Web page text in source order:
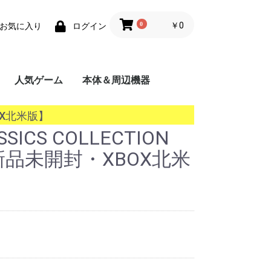
お気に入り ログイン 0 ￥0
人気ゲーム 本体＆周辺機器
米版】
COLLECTION
未開封・XBOX北米